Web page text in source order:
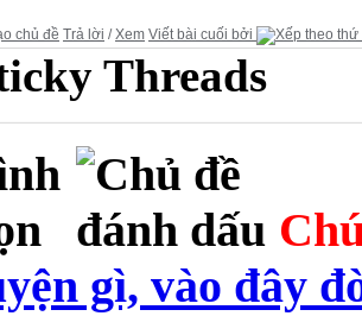
chủ đề Trả lời /Xem Viết bài cuối bởi
Threads
gì, vào đây